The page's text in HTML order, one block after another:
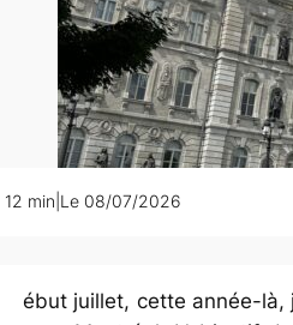
12 min Le 08/07/2026
ébut juillet, cette année-là,